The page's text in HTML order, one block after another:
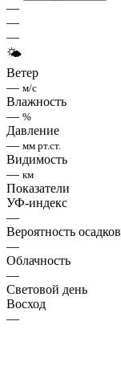
—
—
—
🌤
Ветер
— м/с
Влажность
— %
Давление
— мм рт.ст.
Видимость
— км
Показатели
УФ-индекс
—
Вероятность осадков
—
Облачность
—
Световой день
Восход
—